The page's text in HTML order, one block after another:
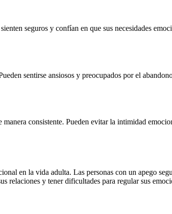
seguros y confían en que sus necesidades
sentirse ansiosos y preocupados por el
consistente. Pueden evitar la intimidad
en la vida adulta. Las personas con un apego
relaciones y tener dificultades para regular sus